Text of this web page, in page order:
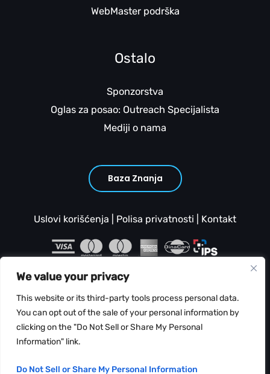
We value your privacy
This website or its third-party tools process personal data.
You can opt out of the sale of your personal information by
clicking on the "Do Not Sell or Share My Personal
Information" link.
Do Not Sell or Share My Personal Information
WebMaster podrška
Ostalo
Sponzorstva
Oglas za posao: Outreach Specijalista
Mediji o nama
Baza Znanja
Uslovi korišćenja Polisa privatnosti Kontakt
Copyright © 2026 Web Hosting Srbija